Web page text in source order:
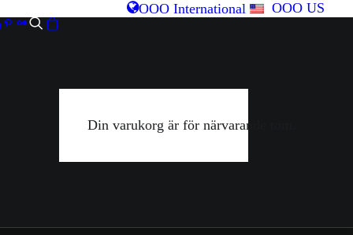
OOO International OOO US
Din varukorg är för närvarande tom.